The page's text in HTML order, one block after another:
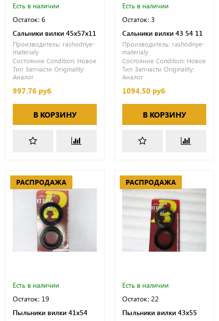
Есть в наличии
Остаток: 6
Сальники вилки 45x57x11
Производитель: rashodnye-
materialy
Состояние Condition: Новое
Тип Запчасти Originality:
Аналог
997.76 руб
В КОРЗИНУ
Есть в наличии
Остаток: 3
Сальники вилки 43 54 11
Производитель: rashodnye-
materialy
Состояние Condition: Новое
Тип Запчасти Originality:
Аналог
1094.50 руб
В КОРЗИНУ
РАСПРОДАЖА
Есть в наличии
Остаток: 19
Пыльники вилки 41x54
РАСПРОДАЖА
Есть в наличии
Остаток: 22
Пыльники вилки 43x55